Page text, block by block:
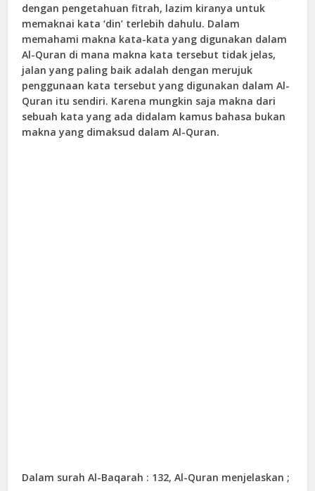
dengan pengetahuan fitrah, lazim kiranya untuk
memaknai kata ‘din’ terlebih dahulu. Dalam
memahami makna kata-kata yang digunakan dalam
Al-Quran di mana makna kata tersebut tidak jelas,
jalan yang paling baik adalah dengan merujuk
penggunaan kata tersebut yang digunakan dalam Al-
Quran itu sendiri. Karena mungkin saja makna dari
sebuah kata yang ada didalam kamus bahasa bukan
makna yang dimaksud dalam Al-Quran.
Dalam surah Al-Baqarah : 132, Al-Quran menjelaskan ;